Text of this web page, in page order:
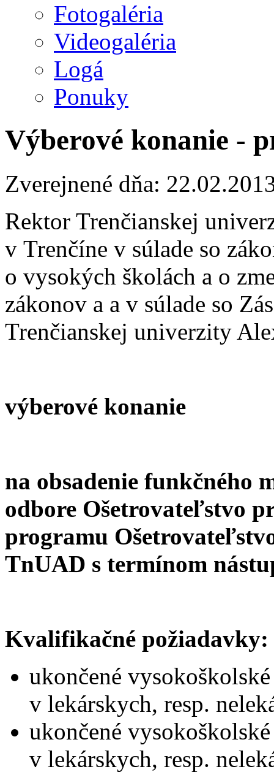
Fotogaléria
Videogaléria
Logá
Ponuky
Výberové konanie -
Zverejnené dňa:
Rektor Trenčianskej
v Trenčíne v súlade so
o vysokých školách a o
zákonov a a v súlade so
Trenčianskej univerzity
výberové konanie
na obsadenie funkčného
odbore Ošetrovateľstvo
programu
TnUAD s termínom
Kvalifikačné požiadavky:
ukončené
v lekárskych, resp.
ukončené
v lekárskych, resp.